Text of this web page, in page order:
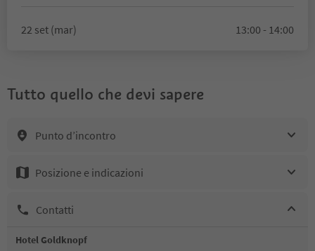
22 set (mar) 13:00 - 14:00
Tutto quello che devi sapere
Punto d’incontro
Posizione e indicazioni
Contatti
Hotel Goldknopf